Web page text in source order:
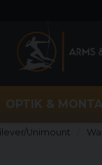
OPTIK &
Unimount